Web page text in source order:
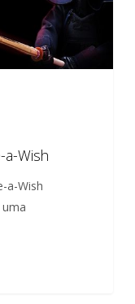
a-Wish
a-Wish